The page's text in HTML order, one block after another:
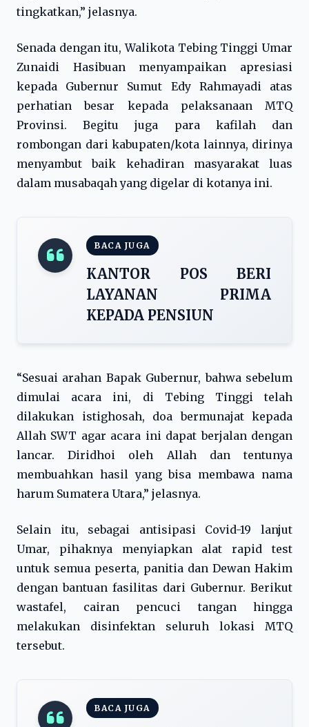
tingkatkan,” jelasnya.
Senada dengan itu, Walikota Tebing Tinggi Umar
Zunaidi Hasibuan menyampaikan apresiasi
kepada Gubernur Sumut Edy Rahmayadi atas
perhatian besar kepada pelaksanaan MTQ
Provinsi. Begitu juga para kafilah dan
rombongan dari kabupaten/kota lainnya, dirinya
menyambut baik kehadiran masyarakat luas
dalam musabaqah yang digelar di kotanya ini.
BACA JUGA
KANTOR POS BERI
LAYANAN PRIMA
KEPADA PENSIUN
“Sesuai arahan Bapak Gubernur, bahwa sebelum
dimulai acara ini, di Tebing Tinggi telah
dilakukan istighosah, doa bermunajat kepada
Allah SWT agar acara ini dapat berjalan dengan
lancar. Diridhoi oleh Allah dan tentunya
membuahkan hasil yang bisa membawa nama
harum Sumatera Utara,” jelasnya.
Selain itu, sebagai antisipasi Covid-19 lanjut
Umar, pihaknya menyiapkan alat rapid test
untuk semua peserta, panitia dan Dewan Hakim
dengan bantuan fasilitas dari Gubernur. Berikut
wastafel, cairan pencuci tangan hingga
melakukan disinfektan seluruh lokasi MTQ
tersebut.
BACA JUGA